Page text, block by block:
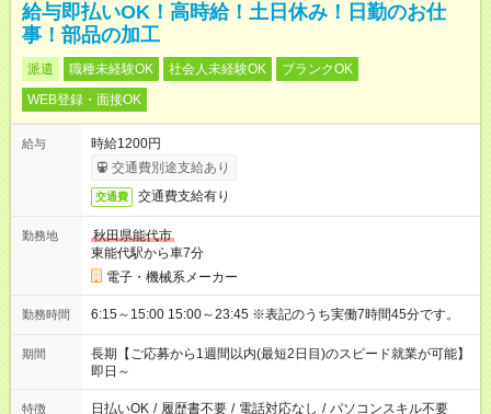
給与即払いOK！高時給！土日休み！日勤のお仕
事！部品の加工
派遣 職種未経験OK 社会人未経験OK
ブランクOK
WEB登録・面接OK
給与
時給1200円
交通費別途支給あり
交通費 交通費支給有り
勤務地
秋田県能代市
東能代駅から車7分
電子・機械系メーカー
勤務時間 6:15～15:00 15:00～23:45 ※表記のうち実働7時間45分です。
期間
長期【ご応募から1週間以内(最短2日目)のスピード就業が可能】
即日～
特徴 日払いOK / 履歴書不要 / 電話対応なし / パソコンスキル不要